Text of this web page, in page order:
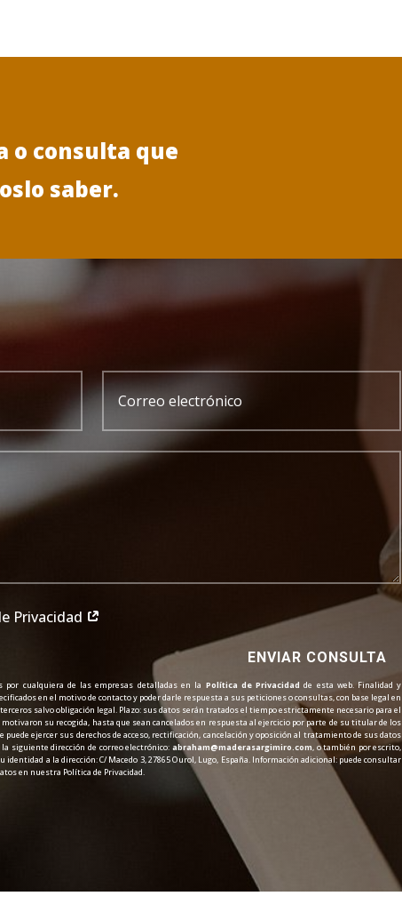
o consulta que
saber.
Privacidad
ENVIAR CONSULTA
por cualquiera de las empresas detalladas en la Política de Privacidad de esta web. Finalidad y
en el motivo de contacto y poder darle respuesta a sus peticiones o consultas, con base legal en
salvo obligación legal. Plazo: sus datos serán tratados el tiempo estrictamente necesario para el
su recogida, hasta que sean cancelados en respuesta al ejercicio por parte de su titular de los
ejercer sus derechos de acceso, rectificación, cancelación y oposición al tratamiento de sus datos
siguiente dirección de correo electrónico: abraham@maderasargimiro.com, o también por escrito,
a la dirección: C/ Macedo 3, 27865 Ourol, Lugo, España. Información adicional: puede consultar
en nuestra Política de Privacidad.